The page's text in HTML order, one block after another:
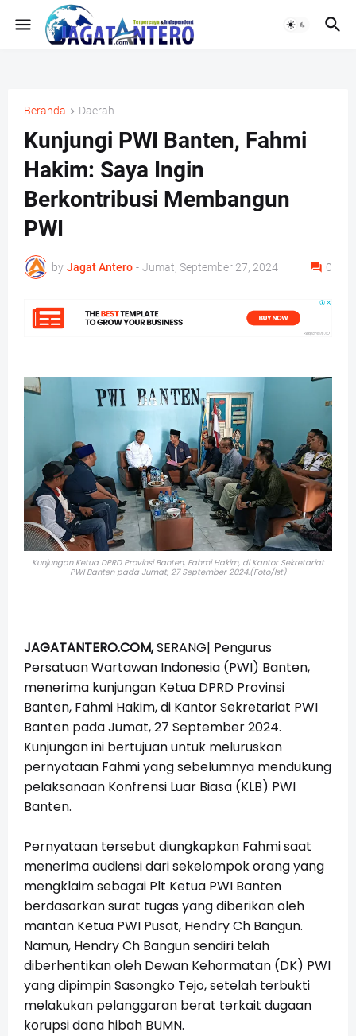
Beranda Daerah
Kunjungi PWI Banten, Fahmi
Hakim: Saya Ingin
Berkontribusi Membangun
PWI
by Jagat Antero - Jumat, September 27, 2024 0
Kunjungan Ketua DPRD Provinsi Banten, Fahmi Hakim, di Kantor Sekretariat
PWI Banten pada Jumat, 27 September 2024.(Foto/Ist)
JAGATANTERO.COM,SERANG| Pengurus
Persatuan Wartawan Indonesia (PWI) Banten,
menerima kunjungan Ketua DPRD Provinsi
Banten, Fahmi Hakim, di Kantor Sekretariat PWI
Banten pada Jumat, 27 September 2024.
Kunjungan ini bertujuan untuk meluruskan
pernyataan Fahmi yang sebelumnya mendukung
pelaksanaan Konfrensi Luar Biasa (KLB) PWI
Banten.
Pernyataan tersebut diungkapkan Fahmi saat
menerima audiensi dari sekelompok orang yang
mengklaim sebagai Plt Ketua PWI Banten
berdasarkan surat tugas yang diberikan oleh
mantan Ketua PWI Pusat, Hendry Ch Bangun.
Namun, Hendry Ch Bangun sendiri telah
diberhentikan oleh Dewan Kehormatan (DK) PWI
yang dipimpin Sasongko Tejo, setelah terbukti
melakukan pelanggaran berat terkait dugaan
korupsi dana hibah BUMN.